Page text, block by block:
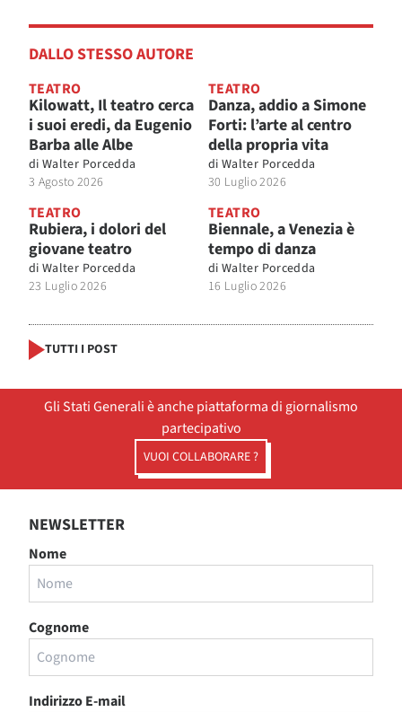
DALLO STESSO AUTORE
TEATRO
Kilowatt, Il teatro cerca
i suoi eredi, da Eugenio
Barba alle Albe
di Walter Porcedda
3 Agosto 2026
TEATRO
Danza, addio a Simone
Forti: l’arte al centro
della propria vita
di Walter Porcedda
30 Luglio 2026
TEATRO
Rubiera, i dolori del
giovane teatro
di Walter Porcedda
23 Luglio 2026
TEATRO
Biennale, a Venezia è
tempo di danza
di Walter Porcedda
16 Luglio 2026
TUTTI I POST
Gli Stati Generali è anche piattaforma di giornalismo
partecipativo
VUOI COLLABORARE ?
NEWSLETTER
Nome
Cognome
Indirizzo E-mail